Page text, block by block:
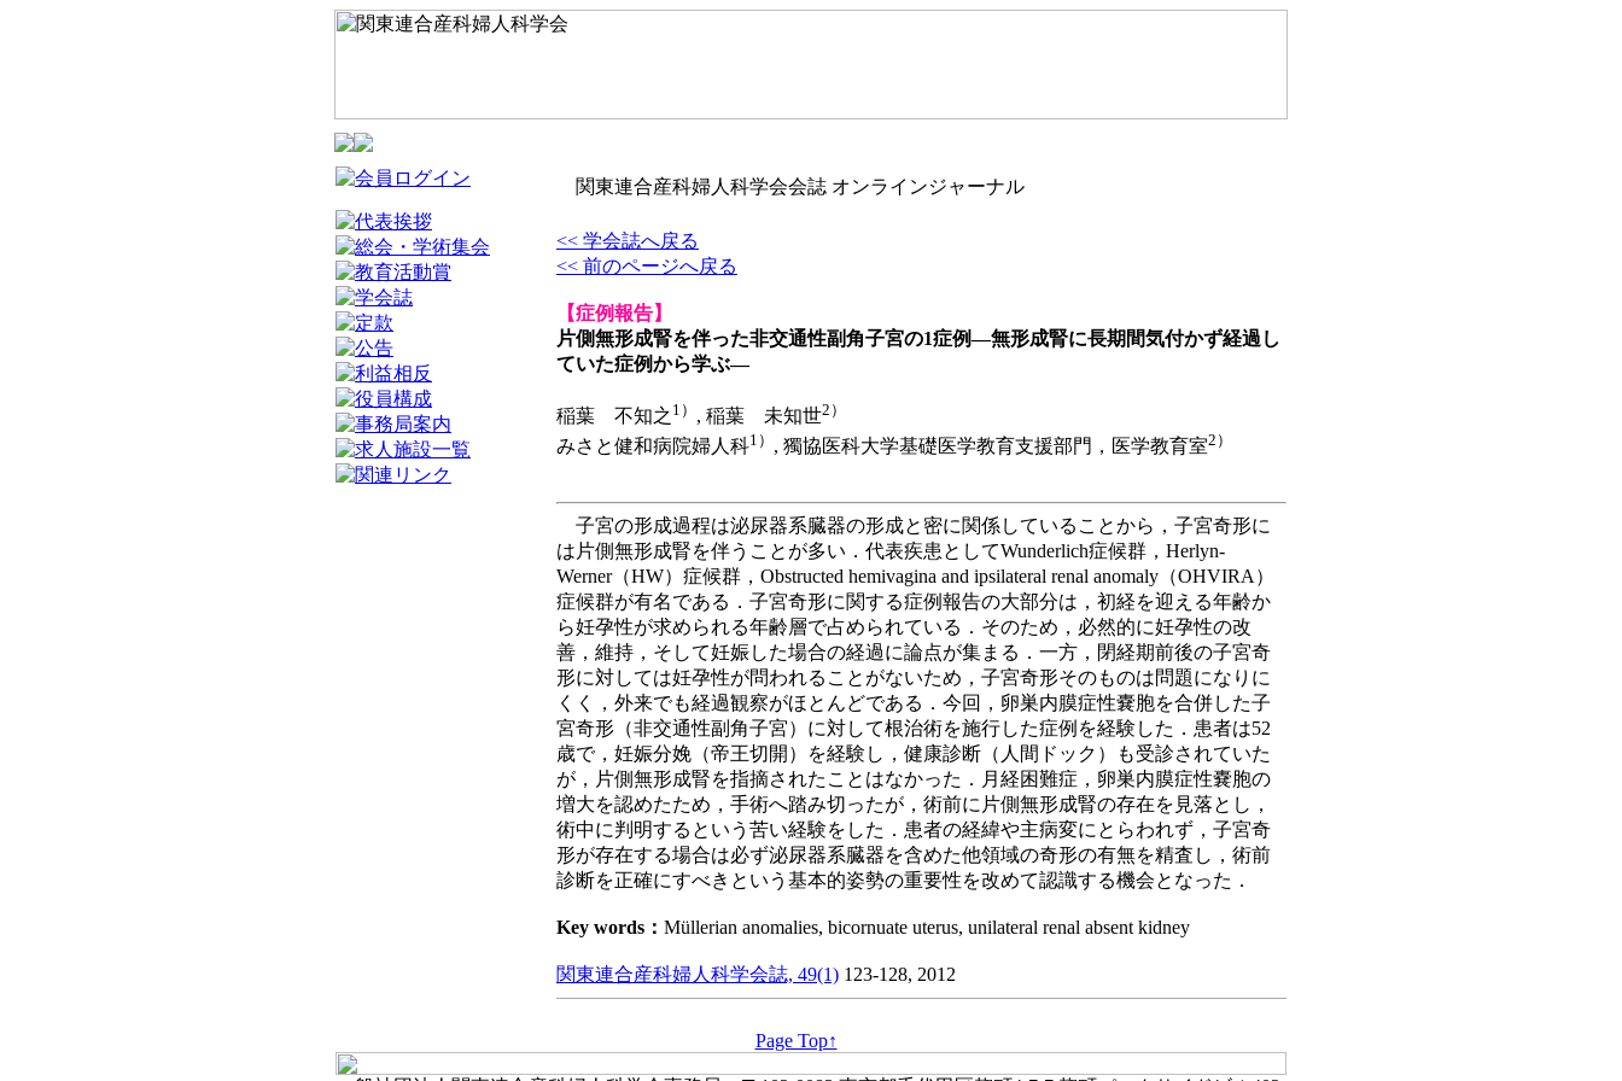
関東連合産科婦人科学会会誌 オンラインジャーナル
<< 学会誌へ戻る
<< 前のページへ戻る
【症例報告】
片側無形成腎を伴った非交通性副角子宮の1症例―無形成腎に長期間気付かず経過し
ていた症例から学ぶ―
稲葉 不知之 1） , 稲葉 未知世2）
みさと健和病院婦人科1） , 獨協医科大学基礎医学教育支援部門，医学教育室2）
子宮の形成過程は泌尿器系臓器の形成と密に関係していることから，子宮奇形に
は片側無形成腎を伴うことが多い．代表疾患としてWunderlich症候群，Herlyn-
Werner（HW）症候群，Obstructed hemivagina and ipsilateral renal anomaly（OHVIRA）
症候群が有名である．子宮奇形に関する症例報告の大部分は，初経を迎える年齢か
ら妊孕性が求められる年齢層で占められている．そのため，必然的に妊孕性の改
善，維持，そして妊娠した場合の経過に論点が集まる．一方，閉経期前後の子宮奇
形に対しては妊孕性が問われることがないため，子宮奇形そのものは問題になりに
くく，外来でも経過観察がほとんどである．今回，卵巣内膜症性嚢胞を合併した子
宮奇形（非交通性副角子宮）に対して根治術を施行した症例を経験した．患者は52
歳で，妊娠分娩（帝王切開）を経験し，健康診断（人間ドック）も受診されていた
が，片側無形成腎を指摘されたことはなかった．月経困難症，卵巣内膜症性嚢胞の
増大を認めたため，手術へ踏み切ったが，術前に片側無形成腎の存在を見落とし，
術中に判明するという苦い経験をした．患者の経緯や主病変にとらわれず，子宮奇
形が存在する場合は必ず泌尿器系臓器を含めた他領域の奇形の有無を精査し，術前
診断を正確にすべきという基本的姿勢の重要性を改めて認識する機会となった．
Key words： Müllerian anomalies, bicornuate uterus, unilateral renal absent kidney
関東連合産科婦人科学会誌, 49(1) 123-128, 2012
Page Top↑